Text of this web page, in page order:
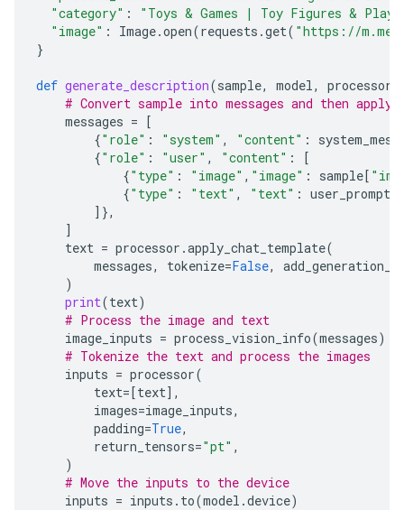
"category" :
"Toys & Games | Toy Figures &
"image" : Image.open(requests .get( "https://
}
def generate_description(sample, model, processor
# Convert sample into messages and then
messages = [
{"role" : "system" , "content" :
{"role" : "user" , "content" :
[
{"type" : "image" , "image" : sample[
{"type" : "text" , "text" : user_prompt
]},
]
text = processor .apply_chat_template(
messages, tokenize=False,
)
print(text)
# Process the image and text
image_inputs = process_vision_info(messages)
# Tokenize the text and process the images
inputs = processor(
text=[text],
images=image_inputs,
padding=True,
return_tensors="pt" ,
)
# Move the inputs to the device
inputs = inputs . to(model .device)